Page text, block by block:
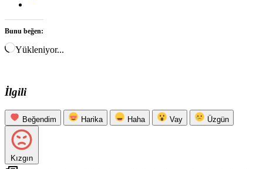
Bunu beğen:
Yükleniyor...
İlgili
Beğendim Harika Haha Vay Üzgün
Kızgın